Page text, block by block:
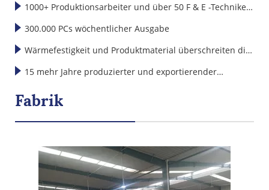
1000+ Produktionsarbeiter und über 50 F & E -Techniker
und -designer
300.000 PCs wöchentlicher Ausgabe
Wärmefestigkeit und Produktmaterial überschreiten die
internationalen Standards weit
15 mehr Jahre produzierter und exportierender
Keramikprodukte
Fabrik